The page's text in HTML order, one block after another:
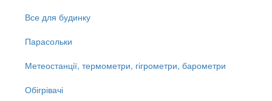
Все для будинку
Парасольки
Метеостанції, термометри, гігрометри, барометри
Обігрівачі